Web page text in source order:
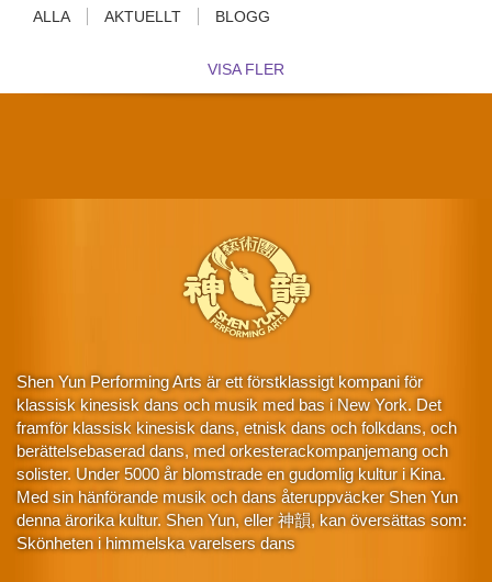
ALLA AKTUELLT BLOGG
VISA FLER
Shen Yun Performing Arts är ett förstklassigt kompani för
klassisk kinesisk dans och musik med bas i New York. Det
framför klassisk kinesisk dans, etnisk dans och folkdans, och
berättelsebaserad dans, med orkesterackompanjemang och
solister. Under 5000 år blomstrade en gudomlig kultur i Kina.
Med sin hänförande musik och dans återuppväcker Shen Yun
denna ärorika kultur. Shen Yun, eller 神韻, kan översättas som:
Skönheten i himmelska varelsers dans